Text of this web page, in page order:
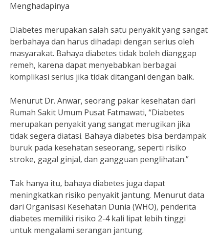
Menghadapinya
Diabetes merupakan salah satu penyakit yang sangat
berbahaya dan harus dihadapi dengan serius oleh
masyarakat. Bahaya diabetes tidak boleh dianggap
remeh, karena dapat menyebabkan berbagai
komplikasi serius jika tidak ditangani dengan baik.
Menurut Dr. Anwar, seorang pakar kesehatan dari
Rumah Sakit Umum Pusat Fatmawati, “Diabetes
merupakan penyakit yang sangat merugikan jika
tidak segera diatasi. Bahaya diabetes bisa berdampak
buruk pada kesehatan seseorang, seperti risiko
stroke, gagal ginjal, dan gangguan penglihatan.”
Tak hanya itu, bahaya diabetes juga dapat
meningkatkan risiko penyakit jantung. Menurut data
dari Organisasi Kesehatan Dunia (WHO), penderita
diabetes memiliki risiko 2-4 kali lipat lebih tinggi
untuk mengalami serangan jantung.